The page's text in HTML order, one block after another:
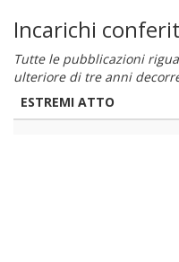
Incarichi
Tutte le pubblicazioni
ulteriore di tre anni
ESTREMI ATTO